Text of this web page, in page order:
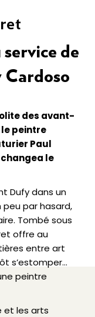
de
Cardoso
des avant-
le peintre
Paul
le
Dufy dans un
par hasard,
Tombé sous
offre au
entre art
s’estomper…
peintre
et les arts